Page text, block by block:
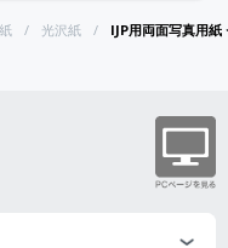
光沢紙 IJP用両面写真用